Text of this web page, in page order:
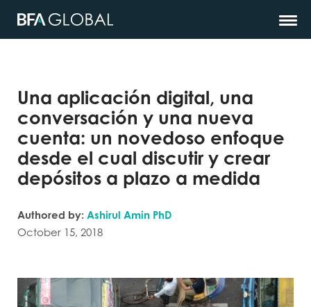
Una aplicación digital, una
conversación y una nueva
cuenta: un novedoso enfoque
desde el cual discutir y crear
depósitos a plazo a medida
Authored by: Ashirul Amin PhD
October 15, 2018